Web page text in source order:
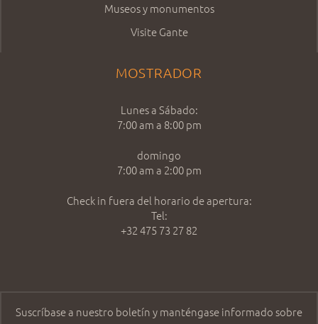
Museos y monumentos
Visite Gante
MOSTRADOR
Lunes a Sábado:
7:00 am a 8:00 pm
domingo
7:00 am a 2:00 pm
Check in fuera del horario de apertura:
Tel:
+32 475 73 27 82
Suscríbase a nuestro boletín y manténgase informado sobre